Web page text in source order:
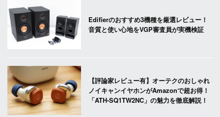
Edifierのおすすめ3機種を厳選レビュー！
音質と使い心地をVGP審査員が実機検証
【評論家レビュー有】オーテクのおしゃれ
ノイキャンイヤホンがAmazonで超お得！
「ATH-SQ1TW2NC」の魅力を徹底解説！